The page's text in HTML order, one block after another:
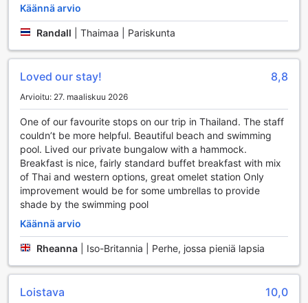
Hotellin oma yksityinen ranta on täydellinen paikka
aktiiviselle lomalle. Voit kokeilla erilaisia rantapelejä, kuten
lentopalloa tai frisbeetä, tai vain nauttia rauhallisista
kävelyistä pehmeällä hiekalla. Ranta tarjoaa myös
mahdollisuuden vesiurheiluun, kuten snorklaukseen tai
melontaan, jolloin voit tutustua alueen upeaan meriluontoon.
voit yhdistää rentoutumisen ja aktiivisen loman!
The Nariman kätevät palvelut
The Narima Koh Lantassa tarjoaa vierailleen kattavan
valikoiman käteviä palveluja, jotka tekevät oleskelusta
entistä miellyttävämpää. Hotellissa on saatavilla
pesulapalvelu, joka helpottaa matkustamista ja varmistaa,
että vaatteesi pysyvät raikkaina ja puhtaina koko loman
ajan. Lisäksi turvallisuutesi takaamiseksi hotellissa on
käytettävissä tallelokeroita, joihin voit turvallisesti säilyttää
arvotavarasi.
Yhteyksien ylläpitäminen on helppoa The Narimassa, sillä
julkisissa tiloissa. Voit siis jakaa matkakuviasi ystävillesi tai
Käännä arvio
Randall Thaimaa | Pariskunta
Loved our stay! 8,8
Arvioitu: 27. maaliskuu 2026
One of our favourite stops on our trip in Thailand. The staff
couldn’t be more helpful. Beautiful beach and swimming
pool. Lived our private bungalow with a hammock.
Breakfast is nice, fairly standard buffet breakfast with mix
of Thai and western options, great omelet station Only
improvement would be for some umbrellas to provide
shade by the swimming pool
Käännä arvio
Rheanna Iso-Britannia | Perhe, jossa pieniä lapsia
Loistava 10,0